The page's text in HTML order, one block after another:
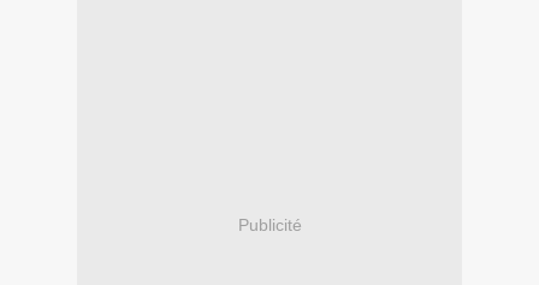
Publicité